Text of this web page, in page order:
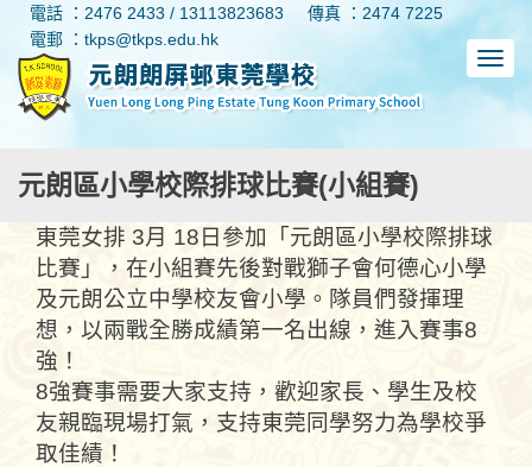
電話 ：2476 2433 / 13113823683
傳真 ：2474 7225
電郵 ：tkps@tkps.edu.hk
元朗區小學校際排球比賽(小組賽)
東莞女排 3月 18日參加「元朗區小學校際排球
比賽」，在小組賽先後對戰獅子會何德心小學
及元朗公立中學校友會小學。隊員們發揮理
想，以兩戰全勝成績第一名出線，進入賽事8
強！
8強賽事需要大家支持，歡迎家長、學生及校
友親臨現場打氣，支持東莞同學努力為學校爭
取佳績！